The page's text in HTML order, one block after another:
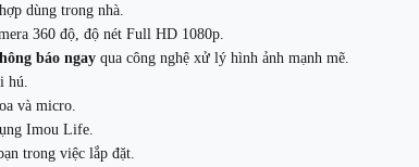
dùng trong nhà.
360 độ, độ nét Full HD 1080p.
báo ngay qua công nghệ xử lý hình ảnh mạnh mẽ.
hú.
và micro.
Imou Life.
trong việc lắp đặt.